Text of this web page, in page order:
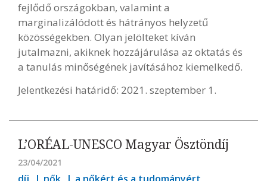
fejlődő országokban, valamint a
marginalizálódott és hátrányos helyzetű
közösségekben. Olyan jelölteket kíván
jutalmazni, akiknek hozzájárulása az oktatás és
a tanulás minőségének javításához kiemelkedő.
Jelentkezési határidő: 2021. szeptember 1.
L’ORÉAL-UNESCO Magyar Ösztöndíj
23/04/2021